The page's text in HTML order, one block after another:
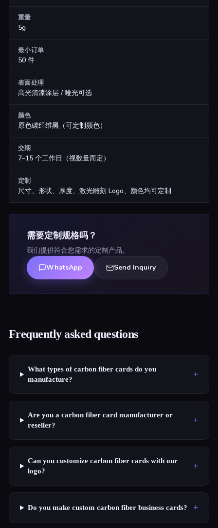
重量
5g
最小订单
50 件
表面处理
高光清漆涂层 / 哑光可选
颜色
原色碳纤维黑（可定制颜色）
交期
7–15 个工作日（视数量而定）
定制
尺寸、形状、厚度、激光雕刻 Logo、颜色均可定制
需要定制规格吗？
我们提供符合您需求的定制产品。
WhatsApp
Send Inquiry
Frequently asked questions
What types of carbon fiber cards do you
manufacture?
+
Are you a carbon fiber card manufacturer or
reseller?
+
Can you customize carbon fiber cards with our
logo?
+
Do you make custom carbon fiber business cards? +